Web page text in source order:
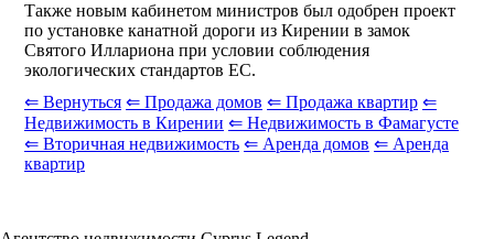
Также новым кабинетом министров был одобрен проект
по установке канатной дороги из Кирении в замок
Святого Иллариона при условии соблюдения
экологических стандартов ЕС.
⇐ Вернуться ⇐ Продажа домов ⇐ Продажа квартир ⇐
Недвижимость в Кирении ⇐ Недвижимость в Фамагусте
⇐ Вторичная недвижимость ⇐ Аренда домов ⇐ Аренда
квартир